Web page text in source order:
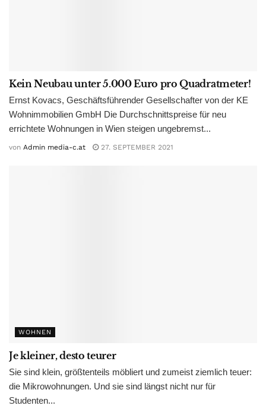
Kein Neubau unter 5.000 Euro pro Quadratmeter!
Ernst Kovacs, Geschäftsführender Gesellschafter von der KE
Wohnimmobilien GmbH Die Durchschnittspreise für neu
errichtete Wohnungen in Wien steigen ungebremst...
von Admin media-c.at 27. SEPTEMBER 2021
WOHNEN
Je kleiner, desto teurer
Sie sind klein, größtenteils möbliert und zumeist ziemlich teuer:
die Mikrowohnungen. Und sie sind längst nicht nur für
Studenten...